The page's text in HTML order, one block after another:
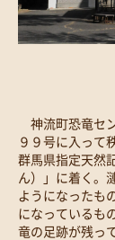
神流町恐竜セ
９９号に入って
群馬県指定天然
ん）」に着く。
ようになったも
になっているも
竜の足跡が残っ